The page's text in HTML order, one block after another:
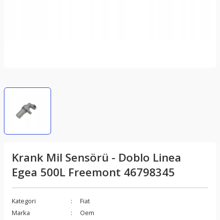
Krank Mil Sensörü - Doblo Linea
Egea 500L Freemont 46798345
Kategori
Fiat
Marka
Oem